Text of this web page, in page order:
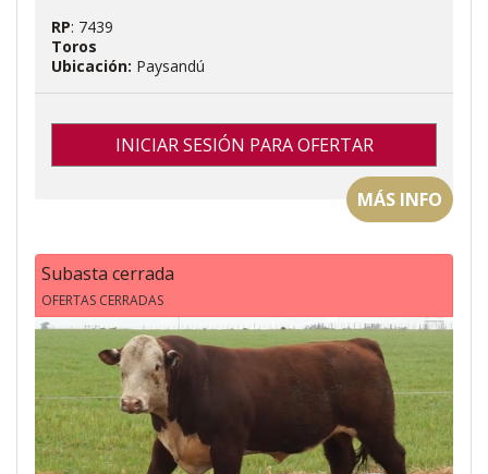
RP: 7439
Toros
Ubicación: Paysandú
INICIAR SESIÓN PARA OFERTAR
MÁS INFO
Subasta cerrada
OFERTAS CERRADAS